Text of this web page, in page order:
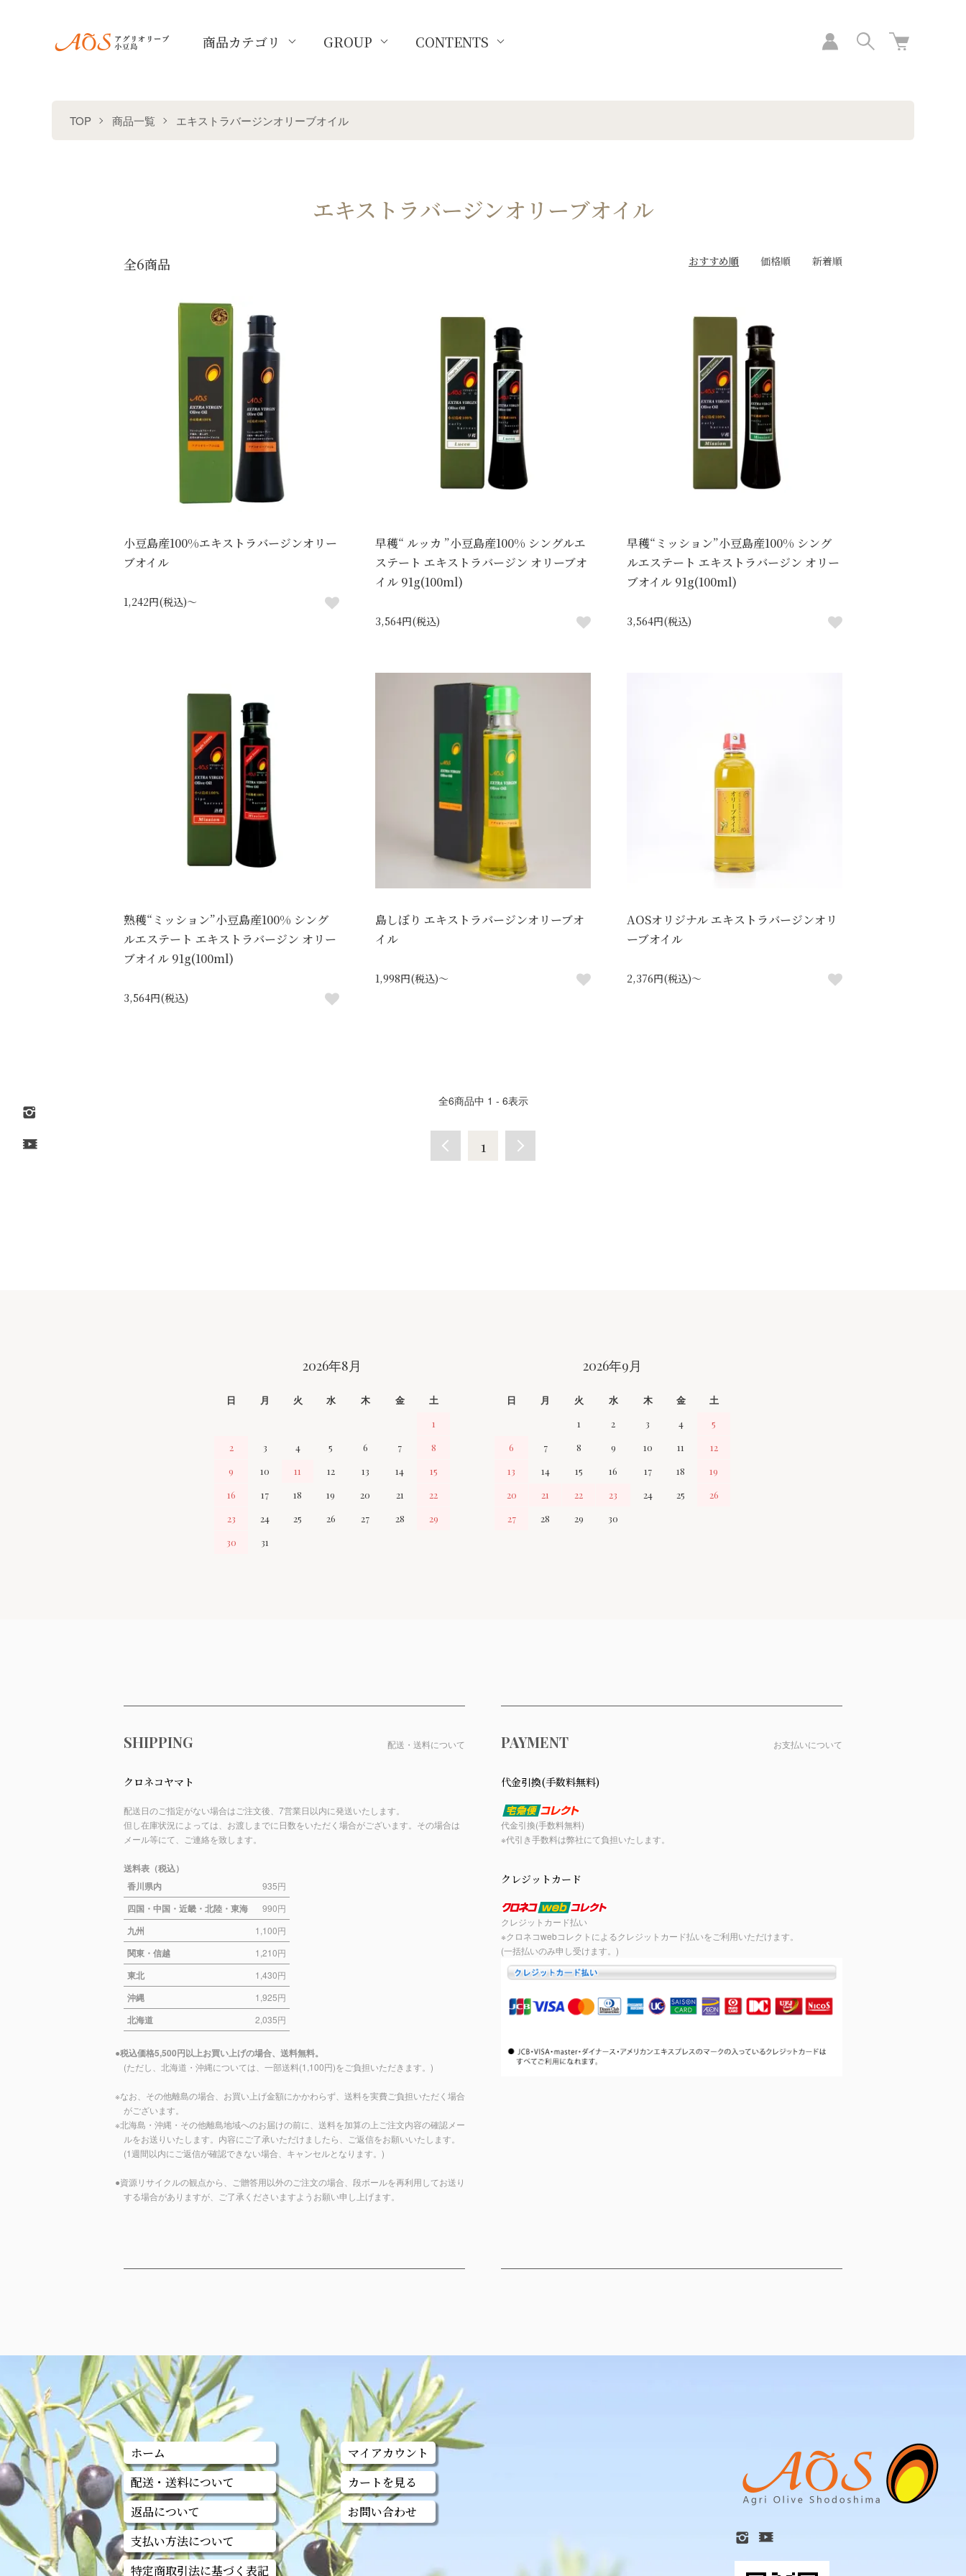
商品カテゴリ GROUP CONTENTS
TOP 商品一覧 エキストラバージンオリーブオイル
エキストラバージンオリーブオイル
全6商品 おすすめ順 価格順 新着順
小豆島産100%エキストラバージンオリー
ブオイル
1,242円(税込)～
早穫“ ルッカ ”小豆島産100% シングルエ
ステート エキストラバージン オリーブオ
イル 91g(100ml)
3,564円(税込)
早穫“ミッション”小豆島産100% シング
ルエステート エキストラバージン オリー
ブオイル 91g(100ml)
3,564円(税込)
熟穫“ミッション”小豆島産100% シング
ルエステート エキストラバージン オリー
ブオイル 91g(100ml)
3,564円(税込)
島しぼり エキストラバージンオリーブオ
イル
1,998円(税込)～
AOSオリジナル エキストラバージンオリ
ーブオイル
2,376円(税込)～
全6商品中 1 - 6表示
1
2026年8月
日 月 火 水 木 金
土
1
2
3 4 5 6 7
8
9
10 11 12 13 14
15
16
17 18 19 20 21
22
23
24 25 26 27 28
29
30
31
2026年9月
日 月 火 水 木 金
土
1
2 3 4
5
6
7 8 9 10 11
12
13
14 15 16 17 18
19
20
21 22 23 24 25
26
27
28 29 30
SHIPPING 配送・送料について
クロネコヤマト
配送日のご指定がない場合はご注文後、7営業日以内に発送いたします。
但し在庫状況によっては、お渡しまでに日数をいただく場合がございます。その場合は
メール等にて、ご連絡を致します。
送料表（税込）
香川県内
935円
四国・中国・近畿・北陸・東海 990円
九州 1,100円
関東・信越 1,210円
東北 1,430円
沖縄 1,925円
北海道 2,035円
税込価格5,500円以上お買い上げの場合、送料無料。
(ただし、北海道・沖縄については、一部送料(1,100円)をご負担いただきます。)
なお、その他離島の場合、お買い上げ金額にかかわらず、送料を実費ご負担いただく場合
がございます。
北海島・沖縄・その他離島地域へのお届けの前に、送料を加算の上ご注文内容の確認メー
ルをお送りいたします。内容にご了承いただけましたら、ご返信をお願いいたします。
(1週間以内にご返信が確認できない場合、キャンセルとなります。)
資源リサイクルの観点から、ご贈答用以外のご注文の場合、段ボールを再利用してお送り
する場合がありますが、ご了承くださいますようお願い申し上げます。
PAYMENT お支払いについて
代金引換(手数料無料)
代金引換(手数料無料)
※代引き手数料は弊社にて負担いたします。
クレジットカード
クレジットカード払い
※クロネコwebコレクトによるクレジットカード払いをご利用いただけます。
(一括払いのみ申し受けます。)
ホーム
配送・送料について
返品について
支払い方法について
特定商取引法に基づく表記
マイアカウント
カートを見る
お問い合わせ